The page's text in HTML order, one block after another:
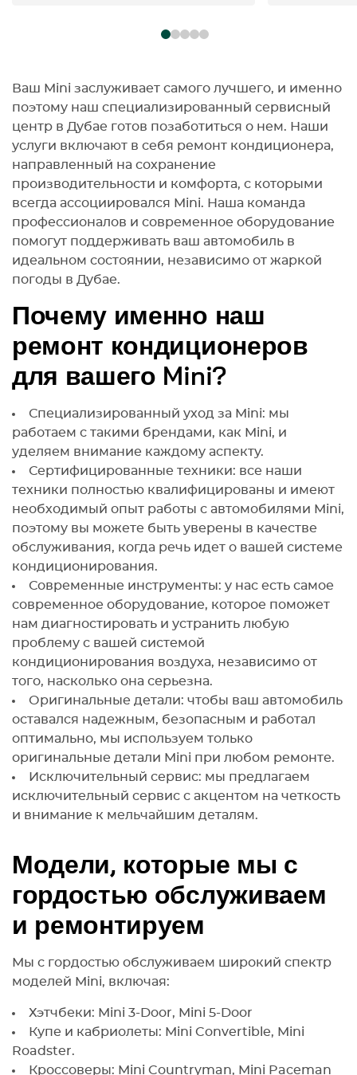
easy to communicate with. I will
in their
2026, the
been
January,
some kind
why I
Horse
skilled
Ваш Mini заслуживает самого лучшего, и именно
поэтому наш специализированный сервисный
центр в Дубае готов позаботиться о нем. Наши
услуги включают в себя ремонт кондиционера,
направленный на сохранение
производительности и комфорта, с которыми
всегда ассоциировался Mini. Наша команда
профессионалов и современное оборудование
помогут поддерживать ваш автомобиль в
идеальном состоянии, независимо от жаркой
погоды в Дубае.
Почему именно наш
ремонт кондиционеров
для вашего Mini?
Специализированный уход за Mini: мы
работаем с такими брендами, как Mini, и
уделяем внимание каждому аспекту.
Сертифицированные техники: все наши
техники полностью квалифицированы и имеют
необходимый опыт работы с автомобилями Mini,
поэтому вы можете быть уверены в качестве
обслуживания, когда речь идет о вашей системе
кондиционирования.
Современные инструменты: у нас есть самое
современное оборудование, которое поможет
нам диагностировать и устранить любую
проблему с вашей системой
кондиционирования воздуха, независимо от
того, насколько она серьезна.
Оригинальные детали: чтобы ваш автомобиль
оставался надежным, безопасным и работал
оптимально, мы используем только
оригинальные детали Mini при любом ремонте.
Исключительный сервис: мы предлагаем
исключительный сервис с акцентом на четкость
и внимание к мельчайшим деталям.
Модели, которые мы с
гордостью обслуживаем
и ремонтируем
Мы с гордостью обслуживаем широкий спектр
моделей Mini, включая:
Хэтчбеки: Mini 3-Door, Mini 5-Door
Купе и кабриолеты: Mini Convertible, Mini
Roadster.
Кроссоверы: Mini Countryman, Mini Paceman